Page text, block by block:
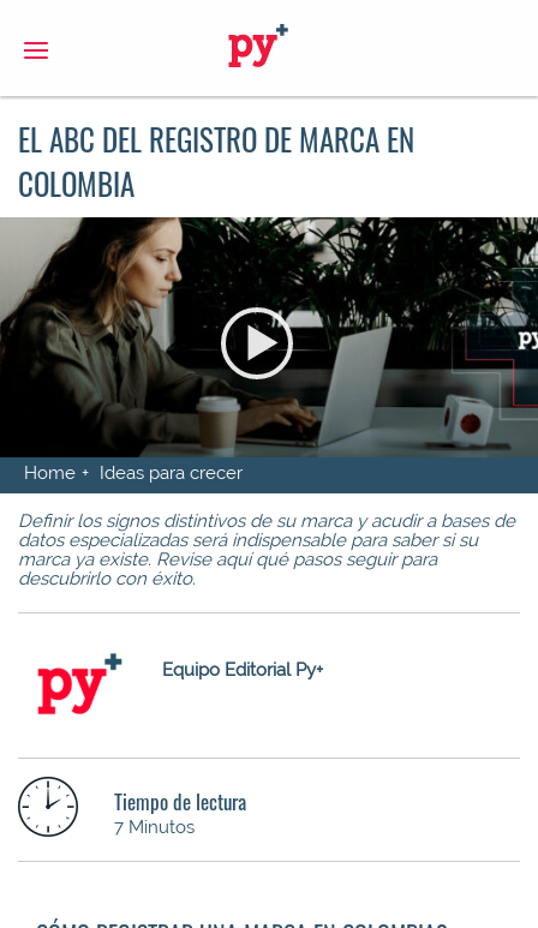
EL ABC DEL REGISTRO DE MARCA EN
COLOMBIA
Home Ideas para crecer
Definir los signos distintivos de su marca y acudir a bases de
datos especializadas será indispensable para saber si su
marca ya existe. Revise aquí qué pasos seguir para
descubrirlo con éxito.
Equipo Editorial Py+
Tiempo de lectura
7 Minutos